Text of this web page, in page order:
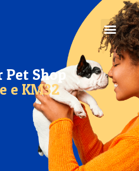
Pet Shop
e KM32